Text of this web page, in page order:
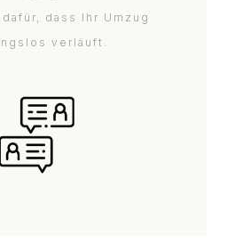
dass Ihr Umzug
verläuft.